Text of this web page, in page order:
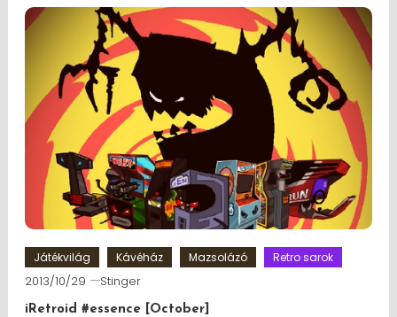
Játékvilág Kávéház Mazsolázó Retro sarok
2013/10/29 Stinger
iRetroid #essence [October]